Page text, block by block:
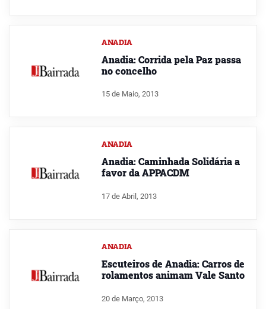
ANADIA
Anadia: Corrida pela Paz passa
no concelho
15 de Maio, 2013
ANADIA
Anadia: Caminhada Solidária a
favor da APPACDM
17 de Abril, 2013
ANADIA
Escuteiros de Anadia: Carros de
rolamentos animam Vale Santo
20 de Março, 2013